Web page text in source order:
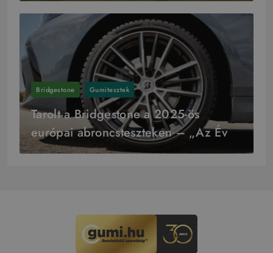
Bridgestone Gumitesztek
Tarolt a Bridgestone a 2025-ös
európai abroncsteszteken – „Az Év
Gyártója” cím is az övék